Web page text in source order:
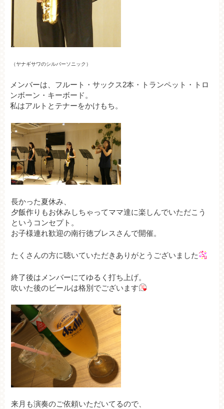
（ヤナギサワのシルバーソニック）
メンバーは、フルート・サックス2本・トランペット・トロ
ンボーン・キーボード。
私はアルトとテナーをかけもち。
長かった夏休み、
夕飯作りもお休みしちゃってママ達に楽しんでいただこう
というコンセプト。
お子様連れ歓迎の南行徳ブレスさんで開催。
たくさんの方に聴いていただきありがとうございました
終了後はメンバーにてゆるく打ち上げ。
吹いた後のビールは格別でございます
来月も演奏のご依頼いただいてるので、